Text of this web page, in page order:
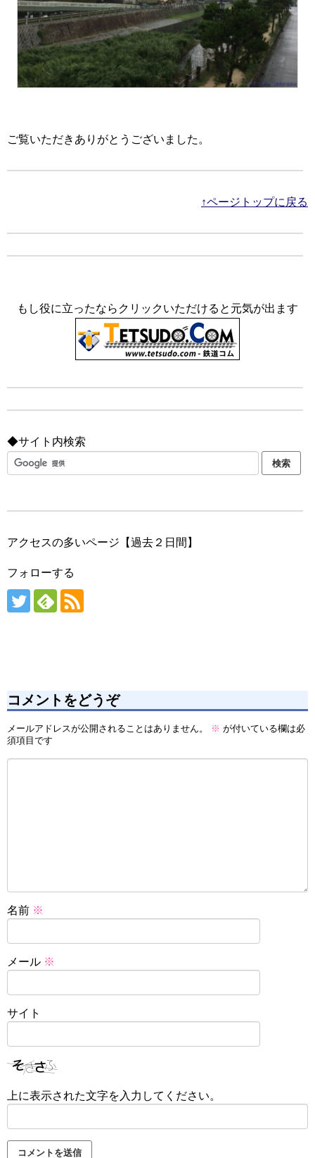
ご覧いただきありがとうございました。
↑ページトップに戻る
もし役に立ったならクリックいただけると元気が出ます
◆サイト内検索
アクセスの多いページ【過去２日間】
フォローする
コメントをどうぞ
メールアドレスが公開されることはありません。 ※ が付いている欄は必
須項目です
名前 ※
メール ※
サイト
上に表示された文字を入力してください。